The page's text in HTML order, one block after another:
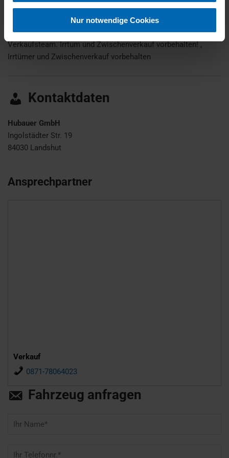
Nur notwendige Cookies
zugeschnittenes Finanzierungs- oder Leasingangebot der
BMW-Bank. Fahrzeug Inzahlungnahme auf Anfrage möglich.
Bei Fragen kontaktieren Sie einfach unser kompetentes
Verkaufsteam. Irrtum und Zwischenverkauf vorbehalten! ,
Irrtümer und Zwischenverkauf vorbehalten
Kontaktdaten
Hubauer GmbH
Ingolstädter Str. 19
84030 Landshut
Ansprechpartner
Verkauf
0871-78064023
Fahrzeug anfragen